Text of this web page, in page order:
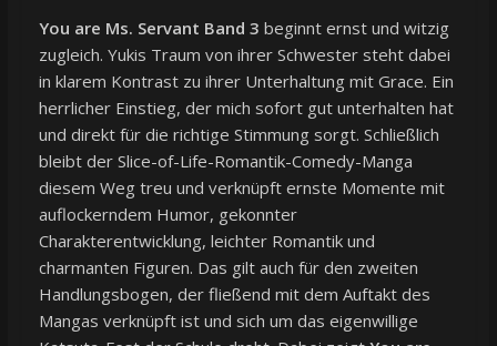
You are Ms. Servant Band 3 beginnt ernst und witzig
zugleich. Yukis Traum von ihrer Schwester steht dabei
in klarem Kontrast zu ihrer Unterhaltung mit Grace. Ein
herrlicher Einstieg, der mich sofort gut unterhalten hat
und direkt für die richtige Stimmung sorgt. Schließlich
bleibt der Slice-of-Life-Romantik-Comedy-Manga
diesem Weg treu und verknüpft ernste Momente mit
auflockerndem Humor, gekonnter
Charakterentwicklung, leichter Romantik und
charmanten Figuren. Das gilt auch für den zweiten
Handlungsbogen, der fließend mit dem Auftakt des
Mangas verknüpft ist und sich um das eigenwillige